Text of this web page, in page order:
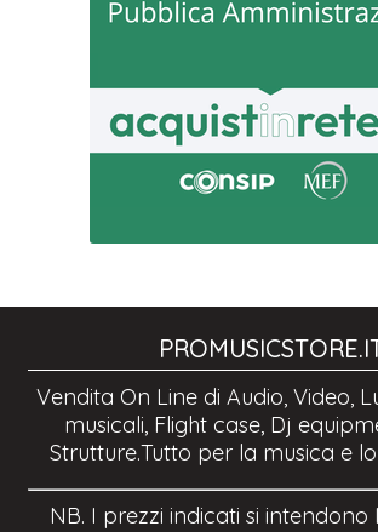
Vendita On Line di Audio, Video,
musicali, Flight case, Dj
Strutture.Tutto per la musica e
NB. I prezzi indicati si intendono